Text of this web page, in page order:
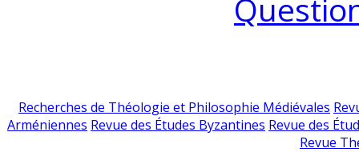
Recherches de Théologie et Philosophie Médiévales
Arméniennes Revue des Études Byzantines Revue des
Revue